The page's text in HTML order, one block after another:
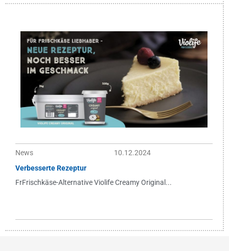
News
10.12.2024
Verbesserte Rezeptur
FrFrischkäse-Alternative Violife Creamy Original...